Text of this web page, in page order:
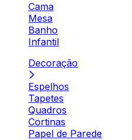
Cama
Mesa
Banho
Infantil
Decoração
Espelhos
Tapetes
Quadros
Cortinas
Papel de Parede